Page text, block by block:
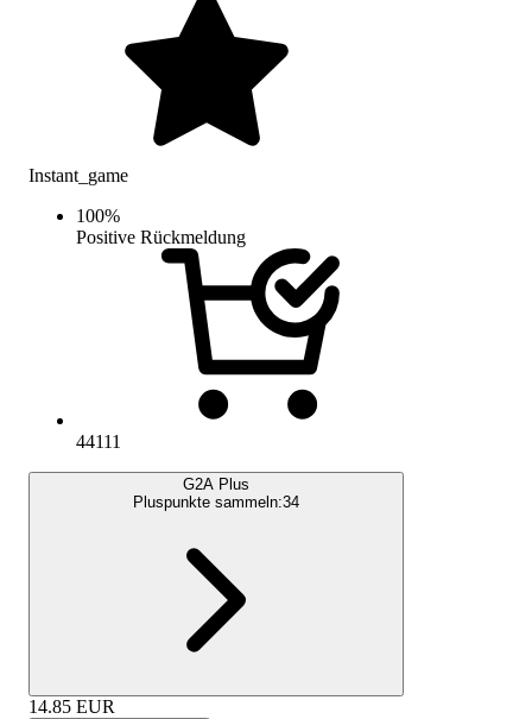
Instant_game
100%
Positive Rückmeldung
44111
G2A Plus
Pluspunkte sammeln:34
14.85 EUR